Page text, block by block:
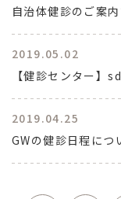
自治体健診のご案内
2019.05.02
【健診センター】
2019.04.25
GWの健診日程につ